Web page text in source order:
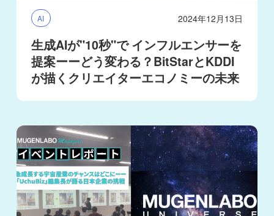
AI 2024年12月13日
生成AIが"10秒"で インフルエンサーを
提案ーーどう変わる？BitStarとKDDI
が描くクリエイターエコノミーの未来